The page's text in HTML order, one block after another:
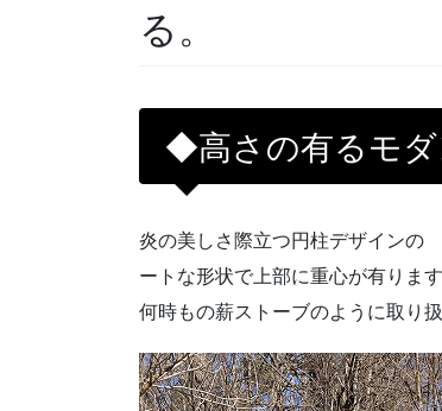
る。
◆高さの有るモダ
炎の美しさ際立つ円柱デザインの
ートな形状で上部に重心が有ります
何時もの薪ストーブのように取り